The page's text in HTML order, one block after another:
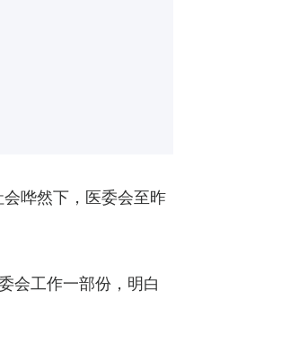
哗然下，医委会至昨
会工作一部份，明白